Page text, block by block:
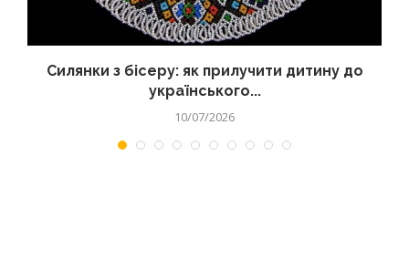
Силянки з бісеру: як прилучити дитину до
українського...
10/07/2026